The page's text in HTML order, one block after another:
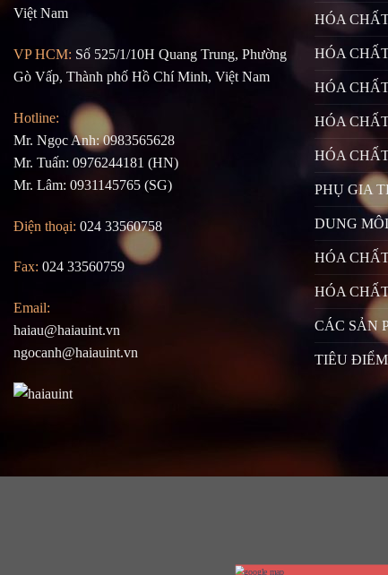
Việt Nam
VP HCM: Số 525/1/10H Quang Trung, Phường
Gò Vấp, Thành phố Hồ Chí Minh, Việt Nam
Hotline:
Mr. Ngọc Anh: 0983565628
Mr. Tuấn: 0976244181 (HN)
Mr. Lâm: 0931145765 (SG)
Điện thoại: 024 33560758
Fax: 024 33560759
Email:
haiau@haiauint.vn
ngocanh@haiauint.vn
HÓA
HÓA
HÓA
HÓA
HÓA
PHỤ GIA
DUNG
HÓA
HÓA
CÁC SẢN
TIÊU ĐIỂM